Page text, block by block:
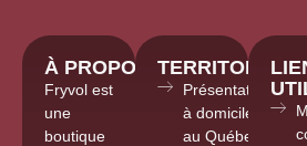
À PROPOS
Fryvol est
une
boutique
TERRITOIRE
Présentations
à domicile
au Québec